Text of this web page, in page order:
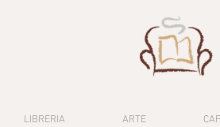
LIBRERIA ARTE